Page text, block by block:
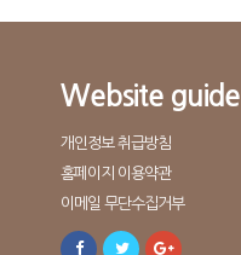
Website guide
개인정보 취급방침
홈페이지 이용약관
이메일 무단수집거부